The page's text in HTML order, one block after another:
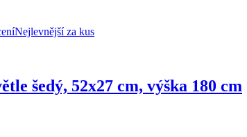
Nejlevnější za kus
šedý, 52x27 cm, výška 180 cm